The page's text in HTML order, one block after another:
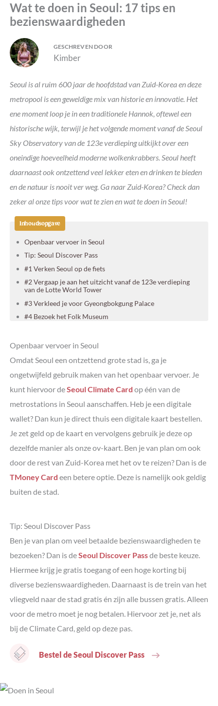
Wat te doen in Seoul: 17 tips en
bezienswaardigheden
Seoul is al ruim 600 jaar de hoofdstad van Zuid-Korea en deze
metropool is een geweldige mix van historie en innovatie. Het
ene moment loop je in een traditionele Hannok, oftewel een
historische wijk, terwijl je het volgende moment vanaf de Seoul
Sky Observatory van de 123e verdieping uitkijkt over een
oneindige hoeveelheid moderne wolkenkrabbers. Seoul heeft
daarnaast ook ontzettend veel lekker eten en drinken te bieden
en de natuur is nooit ver weg. Ga naar Zuid-Korea? Check dan
zeker al onze tips voor wat te zien en wat te doen in Seoul!
Inhoudsopgave
Openbaar vervoer in Seoul
Tip: Seoul Discover Pass
#1 Verken Seoul op de fiets
#2 Vergaap je aan het uitzicht vanaf de 123e verdieping
van de Lotte World Tower
#3 Verkleed je voor Gyeongbokgung Palace
#4 Bezoek het Folk Museum
#6 Proef de lokale keuken tijdens een foodtour
#7 Pak de Imjingak Peace Gondola over de Demilitarized
Zone
#8 Bezoek de Odusan Unification Observatory
#9 Verken de toffe wijk Insadong
#10 Vind rust in de Jogyesa tempel
#11 Drink de lekkerste drankjes aan de Café Street Walk
#12 Wandel door een Hanok village
#13 Proef lokale specialiteiten op de Myeongdong Street
night market
#14 Pak de kabelbaan de Namsan berg op
#15 Vergaap je aan de bijzondere architectuur van
Dongdaemun Design Plaza & Park
Waar te verblijven in Seoul
Onze andere tips voor accommodaties in Seoul
Meer tips voor Zuid-Korea
Golgulsa temple stay
Kustplaats Busan
Openbaar vervoer in Seoul
Omdat Seoul een ontzettend grote stad is, ga je
ongetwijfeld gebruik maken van het openbaar vervoer. Je
kunt hiervoor deSeoul Climate Card op één van de
metrostations in Seoul aanschaffen. Heb je een digitale
wallet? Dan kun je direct thuis een digitale kaart bestellen.
Je zet geld op de kaart en vervolgens gebruik je deze op
dezelfde manier als onze ov-kaart. Ben je van plan om ook
door de rest van Zuid-Korea met het ov te reizen? Dan is de
TMoney Card een betere optie. Deze is namelijk ook geldig
buiten de stad.
Tip: Seoul Discover Pass
Ben je van plan om veel betaalde bezienswaardigheden te
bezoeken? Dan is deSeoul Discover Passde beste keuze.
Hiermee krijg je gratis toegang of een hoge korting bij
diverse bezienswaardigheden. Daarnaast is de trein van het
vliegveld naar de stad gratis én zijn alle bussen gratis. Alleen
voor de metro moet je nog betalen. Hiervoor zet je, net als
bij de Climate Card, geld op deze pas.
Bestel de Seoul Discover Pass
GESCHREVEN DOOR
Kimber